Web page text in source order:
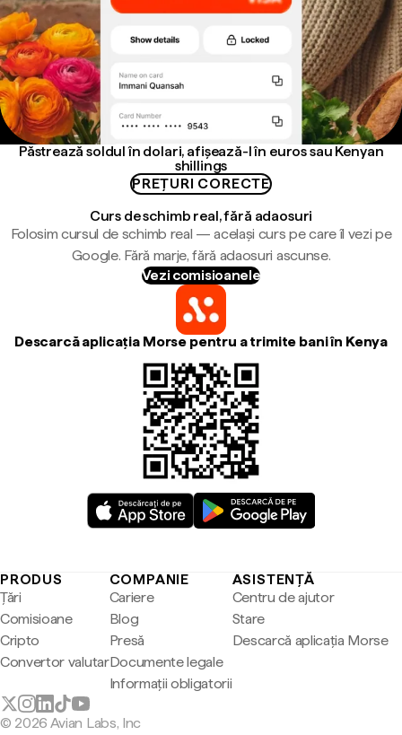
Păstrează soldul în dolari, afișează-l în euros sau Kenyan
shillings
PREȚURI CORECTE
Curs de schimb real, fără adaosuri
Folosim cursul de schimb real — același curs pe care îl vezi pe
Google. Fără marje, fără adaosuri ascunse.
Vezi comisioanele
Descarcă aplicația Morse pentru a trimite bani în Kenya
PRODUS
Țări
Comisioane
Cripto
Convertor valutar
COMPANIE
Cariere
Blog
Presă
Documente legale
Informații obligatorii
ASISTENȚĂ
Centru de ajutor
Stare
Descarcă aplicația Morse
© 2026 Avian Labs, Inc